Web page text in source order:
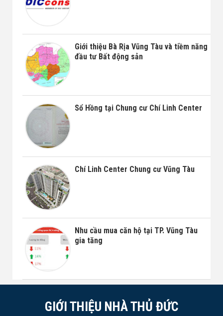
Giới thiệu Bà Rịa Vũng Tàu và tiềm năng
đầu tư Bất động sản
Sổ Hồng tại Chung cư Chí Linh Center
Chí Linh Center Chung cư Vũng Tàu
Nhu cầu mua căn hộ tại TP. Vũng Tàu
gia tăng
GIỚI THIỆU NHÀ THỦ ĐỨC